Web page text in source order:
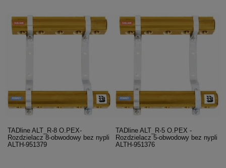
TADline ALT_R-8 O.PEX-
Rozdzielacz 8-obwodowy bez nypli
ALTH-951379
TADline ALT_R-5 O.PEX -
Rozdzielacz 5-obwodowy bez nypli
ALTH-951376